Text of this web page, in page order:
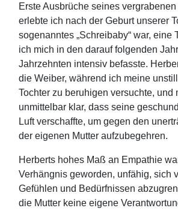
Erste Ausbrüche seines
erlebte ich nach der Geburt unserer
sogenanntes „Schreibaby“ war, eine
ich mich in den darauf folgenden
Jahrzehnten intensiv befasste.
die Weiber, während ich meine
Tochter zu beruhigen versuchte, und
unmittelbar klar, dass seine
Luft verschaffte, um gegen den
der eigenen Mutter aufzubegehren.
Herberts hohes Maß an Empathie
Verhängnis geworden, unfähig, sich
Gefühlen und Bedürfnissen
die Mutter keine eigene